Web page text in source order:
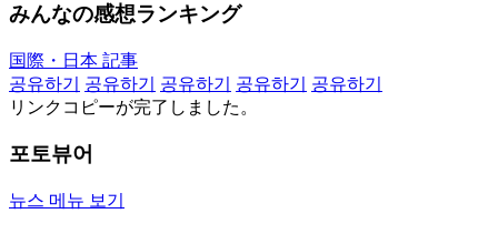
みんなの感想ランキング
国際・日本 記事
공유하기
공유하기 공유하기 공유하기
공유하기
リンクコピーが完了しました。
포토뷰어
뉴스 메뉴 보기